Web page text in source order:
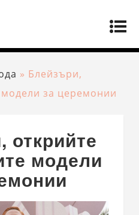
» Блейзъри,
модели за церемонии
открийте
модели